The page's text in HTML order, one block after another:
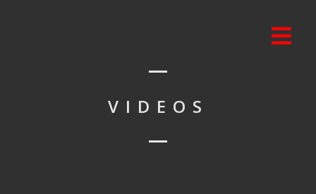
VIDEOS